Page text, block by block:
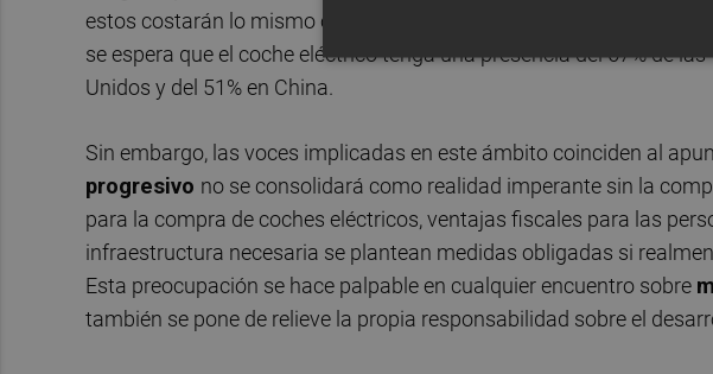
estos costarán lo mismo o menos que los propulsados por
se espera que el coche eléctrico tenga una presencia del 67% de
Unidos y del 51% en China.
Sin embargo, las voces implicadas en este ámbito coinciden al
progresivo no se consolidará como realidad imperante sin la
para la compra de coches eléctricos, ventajas fiscales para las
infraestructura necesaria se plantean medidas obligadas si
Esta preocupación se hace palpable en cualquier encuentro sobre
también se pone de relieve la propia responsabilidad sobre el